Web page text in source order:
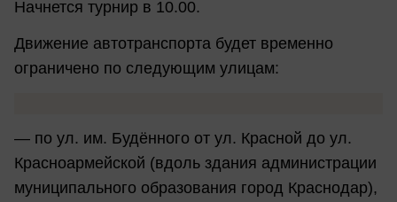
Начнется турнир в 10.00.
Движение автотранспорта будет временно
ограничено по следующим улицам:
— по ул. им. Будённого от ул. Красной до ул.
Красноармейской (вдоль здания администрации
муниципального образования город Краснодар),